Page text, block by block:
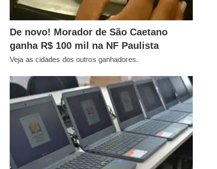
De novo! Morador de São Caetano
ganha R$ 100 mil na NF Paulista
Veja as cidades dos outros ganhadores.